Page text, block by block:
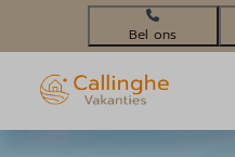
+31(0)224 58 3452